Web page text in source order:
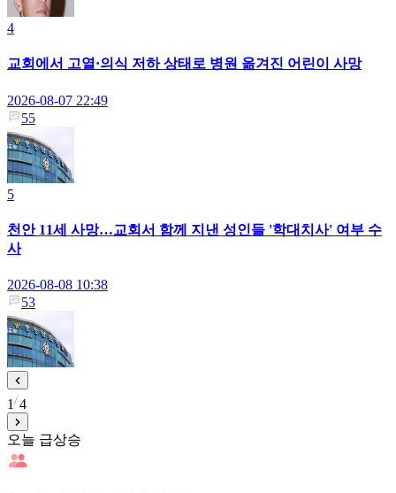
4
교회에서 고열·의식 저하 상태로 병원 옮겨진 어린이 사망
2026-08-07 22:49
55
5
천안 11세 사망…교회서 함께 지낸 성인들 '학대치사' 여부 수
사
2026-08-08 10:38
53
1 4
오늘 급상승